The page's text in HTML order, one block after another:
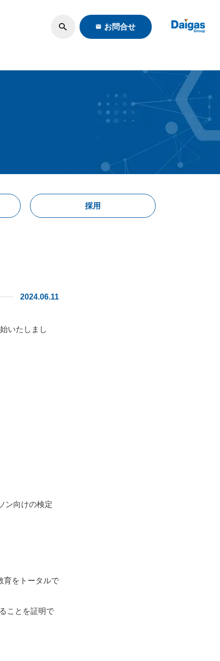
お問合せ
採用
2024.06.11
いたしまし
ン向けの検定
育をトータルで
ことを証明で